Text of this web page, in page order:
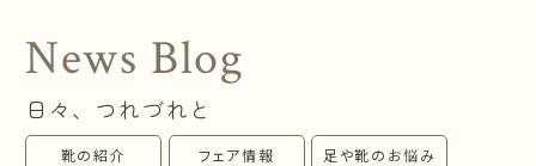
オンラインショップ
お問い合わせ
News Blog
日々、つれづれと
靴の紹介 フェア情報 足や靴のお悩み